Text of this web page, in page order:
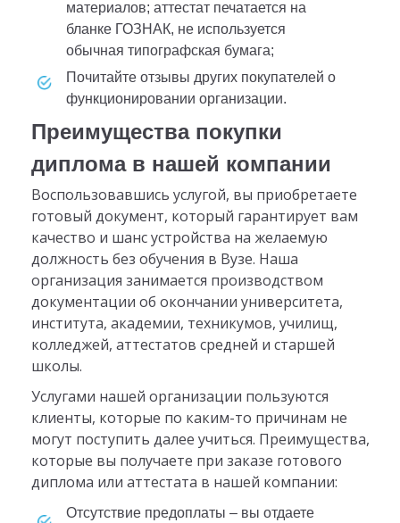
материалов; аттестат печатается на
бланке ГОЗНАК, не используется
обычная типографская бумага;
почитайте отзывы других покупателей о
функционировании организации.
Преимущества покупки
диплома в нашей компании
Воспользовавшись услугой, вы приобретаете
готовый документ, который гарантирует вам
качество и шанс устройства на желаемую
должность без обучения в Вузе. Наша
организация занимается производством
документации об окончании университета,
института, академии, техникумов, училищ,
колледжей, аттестатов средней и старшей
школы.
Услугами нашей организации пользуются
клиенты, которые по каким-то причинам не
могут поступить далее учиться. Преимущества,
которые вы получаете при заказе готового
диплома или аттестата в нашей компании:
отсутствие предоплаты – вы отдаете